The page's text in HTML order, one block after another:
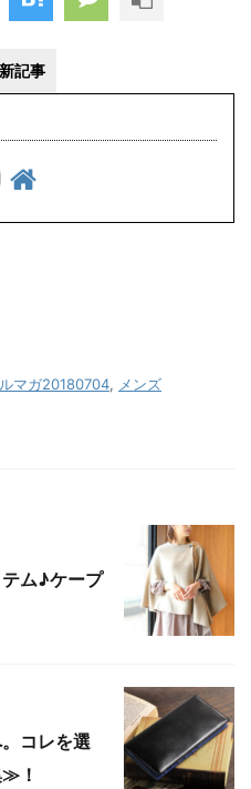
記事
マガ20180704, メンズ
ム♪ケープ
コレを選
！